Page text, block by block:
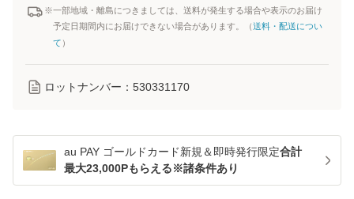
※一部地域・離島につきましては、送料が発生する場合や表示のお届け
予定日期間内にお届けできない場合があります。（送料・配送につい
て ）
ロットナンバー： 530331170
au PAY ゴールドカード新規＆即時発行限定合計
最大23,000Pもらえる※諸条件あり